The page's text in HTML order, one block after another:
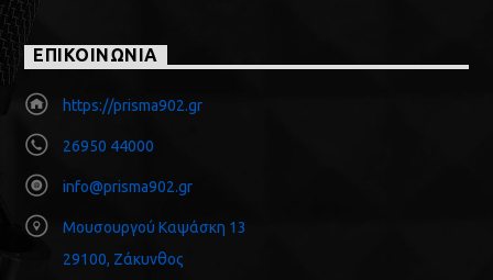
ΕΠΙΚΟΙΝΩΝΙΑ
https://prisma902.gr
26950 44000
info@prisma902.gr
Μουσουργού Καψάσκη 13
29100, Ζάκυνθος